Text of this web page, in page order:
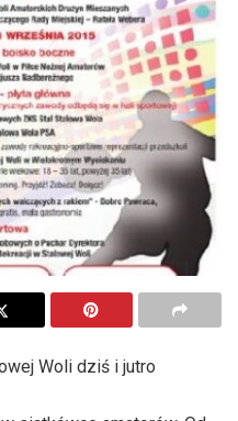
Woli dziś i jutro